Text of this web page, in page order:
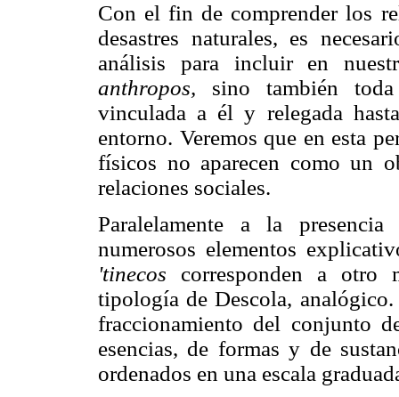
Con el fin de comprender los
desastres naturales, es
análisis para incluir en
anthropos, sino también
vinculada a él y relegada
entorno. Veremos que en esta
físicos no aparecen como un
relaciones sociales.
Paralelamente a la
numerosos elementos
'tinecos corresponden a otro
tipología de Descola,
fraccionamiento del conjunto
esencias, de formas y de
ordenados en una escala